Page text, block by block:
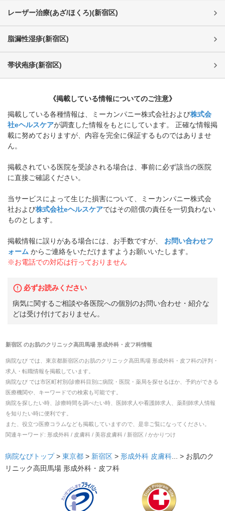
レーザー治療(あざ/ほくろ)(新宿区)
脂漏性湿疹(新宿区)
帯状疱疹(新宿区)
《掲載している情報についてのご注意》
掲載している各種情報は、ミーカンパニー株式会社および株式会
社eヘルスケアが調査した情報をもとにしています。 正確な情報掲
載に努めておりますが、内容を完全に保証するものではありませ
ん。
掲載されている医院を受診される場合は、事前に必ず該当の医院
に直接ご確認ください。
当サービスによって生じた損害について、ミーカンパニー株式会
社および株式会社eヘルスケアではその賠償の責任を一切負わない
ものとします。
掲載情報に誤りがある場合には、お手数ですが、
お問い合わせフ
ォーム からご連絡をいただけますようお願いいたします。
※お電話での対応は行っておりません
必ずお読みください
病気に関するご相談や各医院への個別のお問い合わせ・紹介な
どは受け付けておりません。
新宿区のお肌のクリニック高田馬場 形成外科・皮フ科情報
病院なび では、 東京都新宿区のお肌のクリニック高田馬場 形成外科・皮フ科の評判・
求人・転職情報を掲載しています。
病院なび では市区町村別/診療科目別に病院・医院・薬局を探せるほか、予約ができる
医療機関や、キーワードでの検索も可能です。
病院を探したい時、診療時間を調べたい時、医師求人や看護師求人、薬剤師求人情報
を知りたい時に便利です。
また、役立つ医療コラムなども掲載していますので、是非ご覧になってください。
関連キーワード: 形成外科 / 皮膚科 / 美容皮膚科 / 新宿区 / かかりつけ
病院なびトップ > 東京都 > 新宿区 > 形成外科 皮膚科... > お肌のク
リニック高田馬場 形成外科・皮フ科